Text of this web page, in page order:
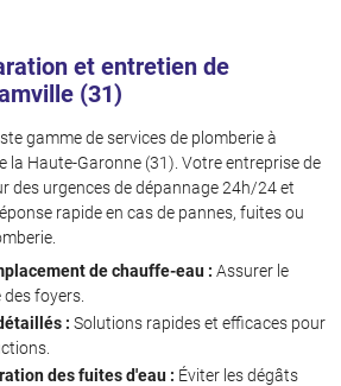
et entretien de
(31)
gamme de services de plomberie à
la Haute-Garonne (31). Votre entreprise de
des urgences de dépannage 24h/24 et
rapide en cas de pannes, fuites ou
de chauffe-eau : Assurer le
foyers.
: Solutions rapides et efficaces pour
des fuites d'eau : Éviter les dégâts